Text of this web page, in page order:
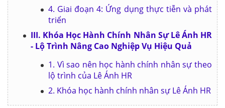
4. Giai đoạn 4: Ứng dụng thực tiễn và phát
triển
III. Khóa Học Hành Chính Nhân Sự Lê Ánh HR
- Lộ Trình Nâng Cao Nghiệp Vụ Hiệu Quả
1. Vì sao nên học hành chính nhân sự theo
lộ trình của Lê Ánh HR
2. Khóa học hành chính nhân sự Lê Ánh HR